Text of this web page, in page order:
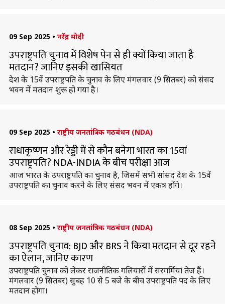
09 Sep 2025 • नरेंद्र मोदी
उपराष्ट्रपति चुनाव में विशेष पेन से ही क्यों किया जाता है
मतदान? जानिए इसकी खासियत
देश के 15वें उपराष्ट्रपति के चुनाव के लिए मंगलवार (9 सितंबर) को संसद
भवन में मतदान शुरू हो गया है।
09 Sep 2025 • राष्ट्रीय जनतांत्रिक गठबंधन (NDA)
राधाकृष्णन और रेड्डी में से कौन बनेगा भारत का 15वां
उपराष्ट्रपति? NDA-INDIA के बीच परीक्षा आज
आज भारत के उपराष्ट्रपति का चुनाव है, जिसमें सभी सांसद देश के 15वें
उपराष्ट्रपति का चुनाव करने के लिए संसद भवन में एकत्र होंगे।
08 Sep 2025 • राष्ट्रीय जनतांत्रिक गठबंधन (NDA)
उपराष्ट्रपति चुनाव: BJD और BRS ने किया मतदान से दूर रहने
का ऐलान, जानिए कारण
उपराष्ट्रपति चुनाव को लेकर राजनीतिक गलियारों में सरगर्मियां तेज हैं।
मंगलवार (9 सितंबर) सुबह 10 से 5 बजे के बीच उपराष्ट्रपति पद के लिए
मतदान होगा।